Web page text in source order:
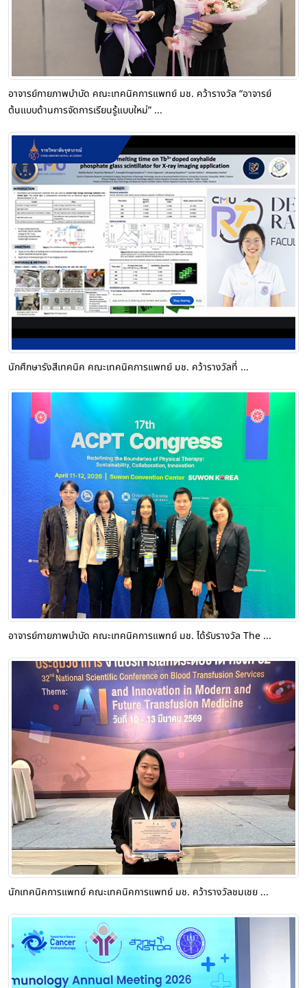
อาจารย์กายภาพบำบัด คณะเทคนิคการแพทย์ มช. คว้ารางวัล “อาจารย์
ต้นแบบด้านการจัดการเรียนรู้แบบใหม่” ...
นักศึกษารังสีเทคนิค คณะเทคนิคการแพทย์ มช. คว้ารางวัลที่ ...
อาจารย์กายภาพบำบัด คณะเทคนิคการแพทย์ มช. ได้รับรางวัล The ...
นักเทคนิคการแพทย์ คณะเทคนิคการแพทย์ มช. คว้ารางวัลชมเชย ...